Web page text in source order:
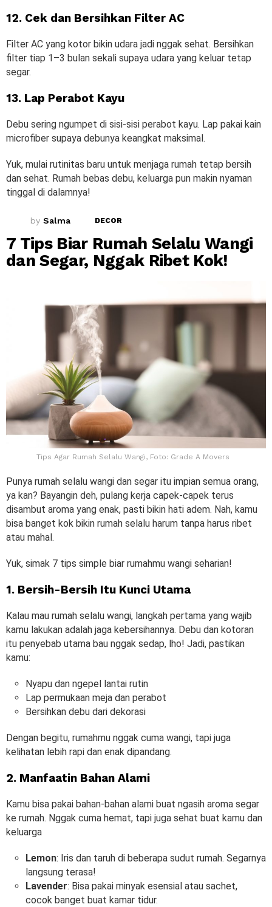
12. Cek dan Bersihkan Filter AC
Filter AC yang kotor bikin udara jadi nggak sehat. Bersihkan
filter tiap 1–3 bulan sekali supaya udara yang keluar tetap
segar.
13. Lap Perabot Kayu
Debu sering ngumpet di sisi-sisi perabot kayu. Lap pakai kain
microfiber supaya debunya keangkat maksimal.
Yuk, mulai rutinitas baru untuk menjaga rumah tetap bersih
dan sehat. Rumah bebas debu, keluarga pun makin nyaman
tinggal di dalamnya!
by Salma DECOR
7 Tips Biar Rumah Selalu Wangi
dan Segar, Nggak Ribet Kok!
Tips Agar Rumah Selalu Wangi, Foto: Grade A Movers
Punya rumah selalu wangi dan segar itu impian semua orang,
ya kan? Bayangin deh, pulang kerja capek-capek terus
disambut aroma yang enak, pasti bikin hati adem. Nah, kamu
bisa banget kok bikin rumah selalu harum tanpa harus ribet
atau mahal.
Yuk, simak 7 tips simple biar rumahmu wangi seharian!
1. Bersih-Bersih Itu Kunci Utama
Kalau mau rumah selalu wangi, langkah pertama yang wajib
kamu lakukan adalah jaga kebersihannya. Debu dan kotoran
itu penyebab utama bau nggak sedap, lho! Jadi, pastikan
kamu:
Nyapu dan ngepel lantai rutin
Lap permukaan meja dan perabot
Bersihkan debu dari dekorasi
Dengan begitu, rumahmu nggak cuma wangi, tapi juga
kelihatan lebih rapi dan enak dipandang.
2. Manfaatin Bahan Alami
Kamu bisa pakai bahan-bahan alami buat ngasih aroma segar
ke rumah. Nggak cuma hemat, tapi juga sehat buat kamu dan
keluarga
Lemon: Iris dan taruh di beberapa sudut rumah. Segarnya
langsung terasa!
Lavender: Bisa pakai minyak esensial atau sachet,
cocok banget buat kamar tidur.